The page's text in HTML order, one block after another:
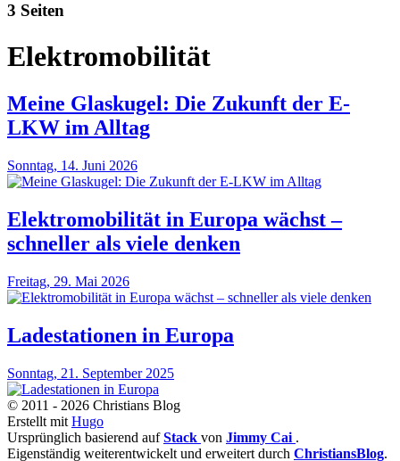
3 Seiten
Elektromobilität
Meine Glaskugel: Die Zukunft der E-
LKW im Alltag
Sonntag, 14. Juni 2026
Elektromobilität in Europa wächst –
schneller als viele denken
Freitag, 29. Mai 2026
Ladestationen in Europa
Sonntag, 21. September 2025
© 2011 - 2026 Christians Blog
Erstellt mit Hugo
Ursprünglich basierend aufStack von Jimmy Cai .
Eigenständig weiterentwickelt und erweitert durch ChristiansBlog.